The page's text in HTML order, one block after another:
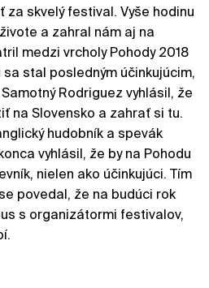
za skvelý festival. Vyše hodinu
a zahral nám aj na
medzi vrcholy Pohody 2018
stal posledným účinkujúcim,
Rodriguez vyhlásil, že
na Slovensko a zahrať si tu.
hudobník a spevák
vyhlásil, že by na Pohodu
nielen ako účinkujúci. Tím
povedal, že na budúci rok
s organizátormi festivalov,